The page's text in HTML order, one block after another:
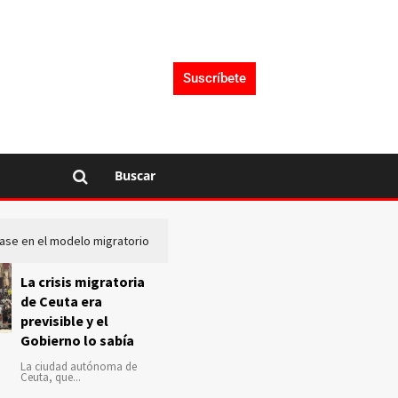
Suscríbete
Buscar
en el modelo migratorio
La crisis migratoria
de Ceuta era
previsible y el
Gobierno lo sabía
La ciudad autónoma de
Ceuta, que...